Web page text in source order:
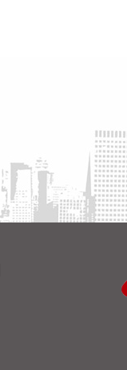
依据《水
利部于8月
建、江西
水利部门
强化应急
调度水工
流洪水和山
8月7日，
城H10上
零售价区